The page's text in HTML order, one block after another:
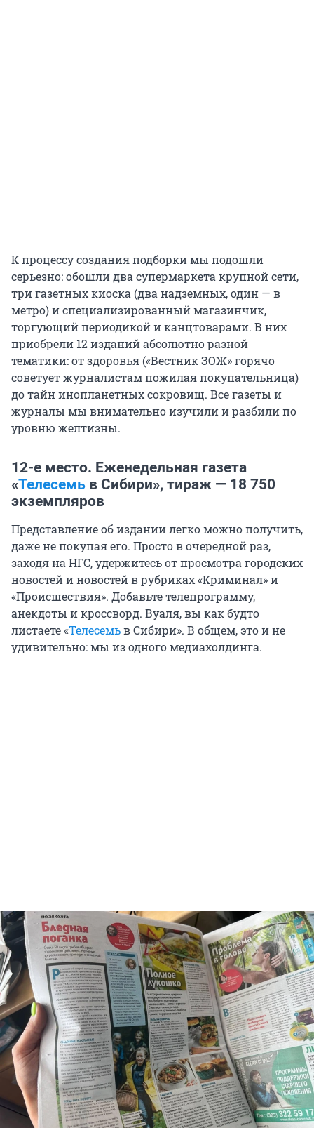
К процессу создания подборки мы подошли
серьезно: обошли два супермаркета крупной сети,
три газетных киоска (два надземных, один — в
метро) и специализированный магазинчик,
торгующий периодикой и канцтоварами. В них
приобрели 12 изданий абсолютно разной
тематики: от здоровья («Вестник ЗОЖ» горячо
советует журналистам пожилая покупательница)
до тайн инопланетных сокровищ. Все газеты и
журналы мы внимательно изучили и разбили по
уровню желтизны.
12-е место. Еженедельная газета
«Телесемь в Сибири», тираж — 18 750
экземпляров
Представление об издании легко можно получить,
даже не покупая его. Просто в очередной раз,
заходя на НГС, удержитесь от просмотра городских
новостей и новостей в рубриках «Криминал» и
«Происшествия». Добавьте телепрограмму,
анекдоты и кроссворд. Вуаля, вы как будто
листаете «Телесемьв Сибири». В общем, это и не
удивительно: мы из одного медиахолдинга.